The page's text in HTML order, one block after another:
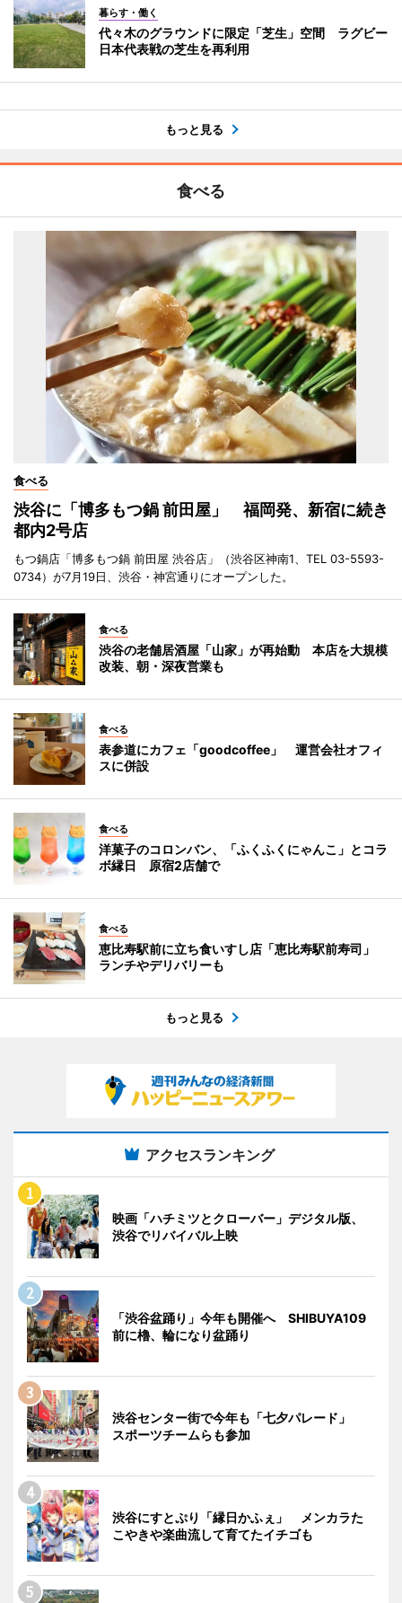
暮らす・働く
代々木のグラウンドに限定「芝生」空間 ラグビー
日本代表戦の芝生を再利用
もっと見る
食べる
食べる
渋谷に「博多もつ鍋 前田屋」 福岡発、新宿に続き
都内2号店
もつ鍋店「博多もつ鍋 前田屋 渋谷店」（渋谷区神南1、TEL 03-5593-
0734）が7月19日、渋谷・神宮通りにオープンした。
食べる
渋谷の老舗居酒屋「山家」が再始動 本店を大規模
改装、朝・深夜営業も
食べる
表参道にカフェ「goodcoffee」 運営会社オフィ
スに併設
食べる
洋菓子のコロンバン、「ふくふくにゃんこ」とコラ
ボ縁日 原宿2店舗で
食べる
恵比寿駅前に立ち食いすし店「恵比寿駅前寿司」
ランチやデリバリーも
もっと見る
アクセスランキング
映画「ハチミツとクローバー」デジタル版、
渋谷でリバイバル上映
「渋谷盆踊り」今年も開催へ SHIBUYA109
前に櫓、輪になり盆踊り
渋谷センター街で今年も「七夕パレード」
スポーツチームらも参加
渋谷にすとぷり「縁日かふぇ」 メンカラた
こやきや楽曲流して育てたイチゴも